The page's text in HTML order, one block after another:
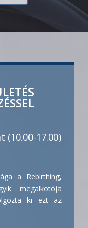
(10.00-17.00)
a Rebirthing,
megalkotója
ki ezt az